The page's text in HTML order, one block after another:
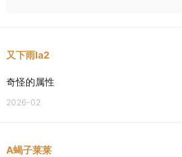
又下雨la2
奇怪的属性
2026-02
A蝎子莱莱